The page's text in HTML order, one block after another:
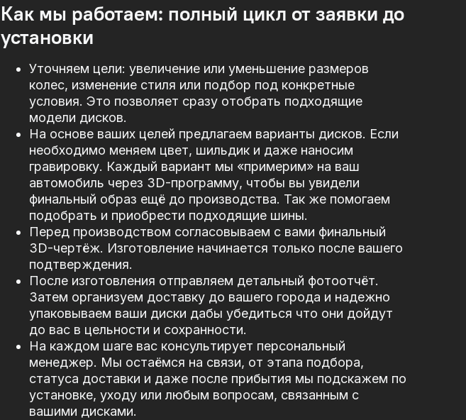
Как мы работаем: полный цикл от заявки до
установки
Уточняем цели: увеличение или уменьшение размеров
колес, изменение стиля или подбор под конкретные
условия. Это позволяет сразу отобрать подходящие
модели дисков.
На основе ваших целей предлагаем варианты дисков. Если
необходимо меняем цвет, шильдик и даже наносим
гравировку. Каждый вариант мы «примерим» на ваш
автомобиль через 3D-программу, чтобы вы увидели
финальный образ ещё до производства. Так же помогаем
подобрать и приобрести подходящие шины.
Перед производством согласовываем с вами финальный
3D-чертёж. Изготовление начинается только после вашего
подтверждения.
После изготовления отправляем детальный фотоотчёт.
Затем организуем доставку до вашего города и надежно
упаковываем ваши диски дабы убедиться что они дойдут
до вас в цельности и сохранности.
На каждом шаге вас консультирует персональный
менеджер. Мы остаёмся на связи, от этапа подбора,
статуса доставки и даже после прибытия мы подскажем по
установке, уходу или любым вопросам, связанным с
вашими дисками.